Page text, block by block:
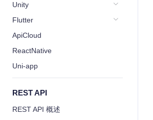
Unity
Flutter
ApiCloud
ReactNative
Uni-app
REST API
REST API 概述